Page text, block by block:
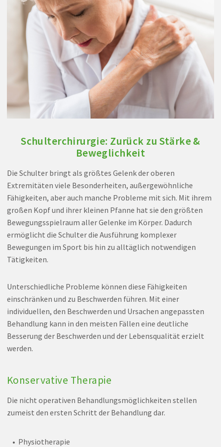
Schulterchirurgie: Zurück zu Stärke &
Beweglichkeit
Die Schulter bringt als größtes Gelenk der oberen
Extremitäten viele Besonderheiten, außergewöhnliche
Fähigkeiten, aber auch manche Probleme mit sich. Mit ihrem
großen Kopf und ihrer kleinen Pfanne hat sie den größten
Bewegungsspielraum aller Gelenke im Körper. Dadurch
ermöglicht die Schulter die Ausführung komplexer
Bewegungen im Sport bis hin zu alltäglich notwendigen
Tätigkeiten.
Unterschiedliche Probleme können diese Fähigkeiten
einschränken und zu Beschwerden führen. Mit einer
individuellen, den Beschwerden und Ursachen angepassten
Behandlung kann in den meisten Fällen eine deutliche
Besserung der Beschwerden und der Lebensqualität erzielt
werden.
Konservative Therapie
Die nicht operativen Behandlungsmöglichkeiten stellen
zumeist den ersten Schritt der Behandlung dar.
Physiotherapie